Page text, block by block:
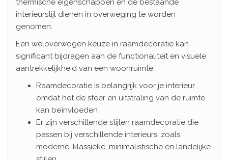
thermische eigenschappen en de bestaande
interieurstijl dienen in overweging te worden
genomen.
Een weloverwogen keuze in raamdecoratie kan
significant bijdragen aan de functionaliteit en visuele
aantrekkelijkheid van een woonruimte.
Raamdecoratie is belangrijk voor je interieur
omdat het de sfeer en uitstraling van de ruimte
kan beïnvloeden
Er zijn verschillende stijlen raamdecoratie die
passen bij verschillende interieurs, zoals
moderne, klassieke, minimalistische en landelijke